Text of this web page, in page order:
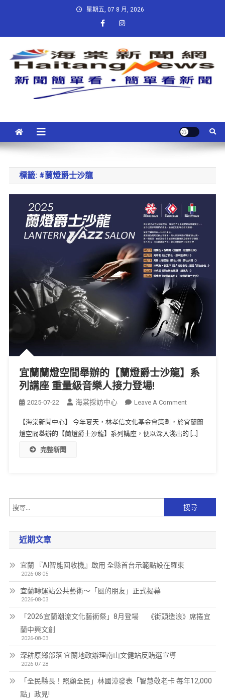
星期五, 07 8 月, 2026
標籤: #蘭燈爵士沙龍
宜蘭蘭燈空間舉辦的【蘭燈爵士沙龍】系
列講座 重量級音樂人接力登場!
2025-07-22 海棠採訪中心 Leave A Comment
【海棠新聞中心】 今年夏天，林孝信文化基金會策劃，於宜蘭蘭
燈空間舉辦的【蘭燈爵士沙龍】系列講座，便以深入淺出的 […]
完整新聞
近期文章
宜蘭 『AI智能回收機』啟用 全縣首台示範點設在羅東
2026-08-05
宜蘭轉運站公共藝術～「風的朋友」正式揭幕
2026-08-03
「2026宜蘭潮流文化藝術祭」8月登場 《街頭造浪》席捲宜
蘭中興文創
2026-08-03
深耕原鄉部落 宜蘭地政辦理南山文健站反賄選宣導
2026-07-28
「全民縣長！照顧全民」林國漳發表「智慧敬老卡 每年12,000
點」政見!